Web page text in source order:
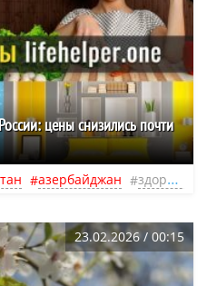
цены снизились почти
азербайджан здоровье
23.02.2026 / 00:15